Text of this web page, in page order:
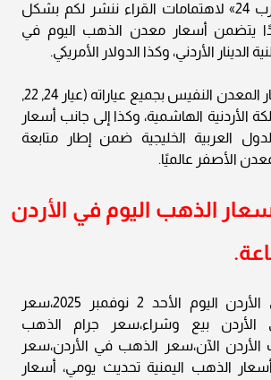
تغطية جريدة «العرب 24» لاهتمامات القراء ننشر لكم بشكل
يتضمن أسعار معدن الذهب اليوم في
الدينار الأردني، وكذا الدولار الأمريكي.
ويحوي التقرير أسعار المعدن النفيس بجميع عياراته (عيار 24, 22,
المملكة الأردنية الهاشمية، وكذا إلى جانب أسعار
العربية الخليجية ضمن إطار متابعة
الأصفر عالميًا.
الذهب اليوم في الأردن
أسعار الذهب في الأردن اليوم الأحد 2 نوفمبر 2025،سعر
الأردن بيع وشراء،سعر جرام الذهب
الأردن الآن،سعر الذهب في الأردن،سعر
الذهب اليمنية تحديث يومي، أسعار